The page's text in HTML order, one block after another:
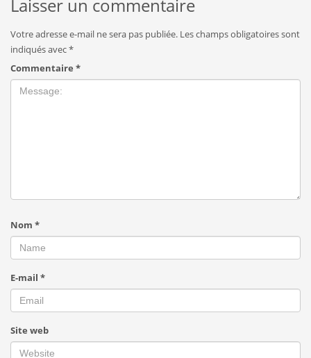
Laisser un commentaire
Votre adresse e-mail ne sera pas publiée. Les champs obligatoires sont
indiqués avec*
Commentaire *
Nom *
E-mail *
Site web